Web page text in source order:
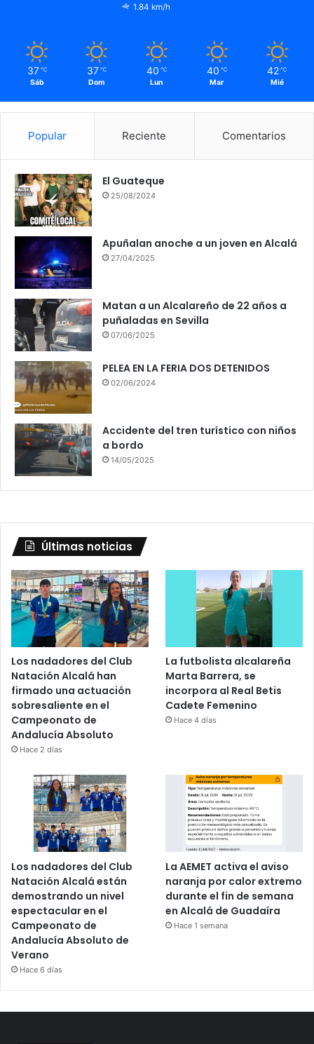
1.84 km/h
37 ℃
Sáb
37 ℃
Dom
40 ℃
Lun
40 ℃
Mar
42 ℃
Mié
Popular Reciente Comentarios
El Guateque
25/08/2024
Apuñalan anoche a un joven en Alcalá
27/04/2025
Matan a un Alcalareño de 22 años a
puñaladas en Sevilla
07/06/2025
PELEA EN LA FERIA DOS DETENIDOS
02/06/2024
Accidente del tren turístico con niños
a bordo
14/05/2025
Últimas noticias
Los nadadores del Club
Natación Alcalá han
firmado una actuación
sobresaliente en el
Campeonato de
Andalucía Absoluto
Hace 2 días
La futbolista alcalareña
Marta Barrera, se
incorpora al Real Betis
Cadete Femenino
Hace 4 días
Los nadadores del Club
Natación Alcalá están
demostrando un nivel
espectacular en el
Campeonato de
Andalucía Absoluto de
Verano
Hace 6 días
La AEMET activa el aviso
naranja por calor extremo
durante el fin de semana
en Alcalá de Guadaíra
Hace 1 semana